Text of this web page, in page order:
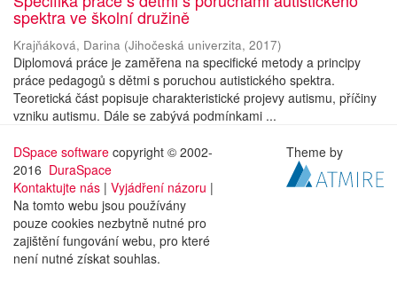
spektra ve školní družině
Krajňáková, Darina (Jihočeská univerzita, 2017)
Diplomová práce je zaměřena na specifické metody a principy
práce pedagogů s dětmi s poruchou autistického spektra.
Teoretická část popisuje charakteristické projevy autismu, příčiny
vzniku autismu. Dále se zabývá podmínkami ...
DSpace software copyright © 2002-
2016 DuraSpace
Kontaktujte nás | Vyjádření názoru |
Na tomto webu jsou používány
pouze cookies nezbytně nutné pro
zajištění fungování webu, pro které
není nutné získat souhlas.
Theme by